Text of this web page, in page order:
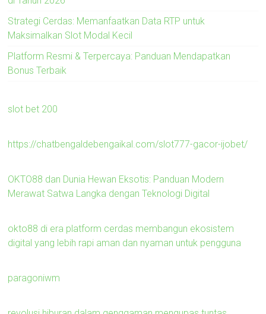
Strategi Cerdas: Memanfaatkan Data RTP untuk
Maksimalkan Slot Modal Kecil
Platform Resmi & Terpercaya: Panduan Mendapatkan
Bonus Terbaik
slot bet 200
https://chatbengaldebengaikal.com/slot777-gacor-ijobet/
OKTO88 dan Dunia Hewan Eksotis: Panduan Modern
Merawat Satwa Langka dengan Teknologi Digital
okto88 di era platform cerdas membangun ekosistem
digital yang lebih rapi aman dan nyaman untuk pengguna
paragoniwm